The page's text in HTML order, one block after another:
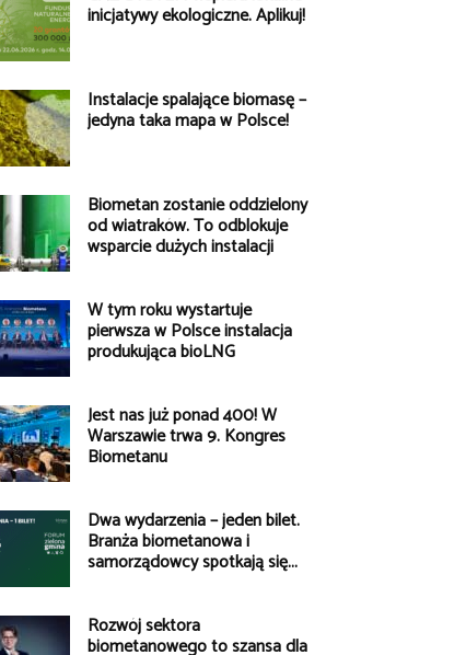
inicjatywy ekologiczne. Aplikuj!
Instalacje spalające biomasę –
jedyna taka mapa w Polsce!
Biometan zostanie oddzielony
od wiatraków. To odblokuje
wsparcie dużych instalacji
W tym roku wystartuje
pierwsza w Polsce instalacja
produkująca bioLNG
Jest nas już ponad 400! W
Warszawie trwa 9. Kongres
Biometanu
Dwa wydarzenia – jeden bilet.
Branża biometanowa i
samorządowcy spotkają się...
Rozwój sektora
biometanowego to szansa dla